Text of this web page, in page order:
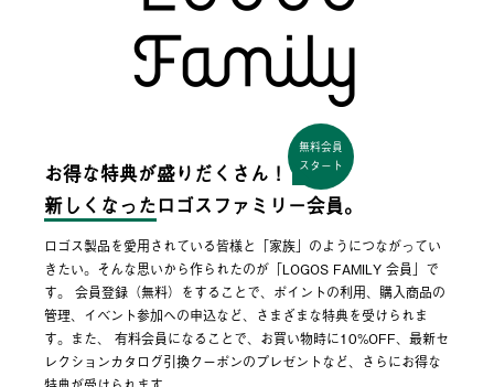
お得な特典が盛りだくさん！
無料会員
スタート
新しくなった ロゴスファミリー会員。
ロゴス製品を愛用されている皆様と「家族」のようにつながってい
きたい。そんな思いから作られたのが「LOGOS FAMILY 会員」で
す。 会員登録（無料）をすることで、ポイントの利用、購入商品の
管理、イベント参加への申込など、さまざまな特典を受けられま
す。また、 有料会員になることで、お買い物時に10%OFF、最新セ
レクションカタログ引換クーポンのプレゼントなど、さらにお得な